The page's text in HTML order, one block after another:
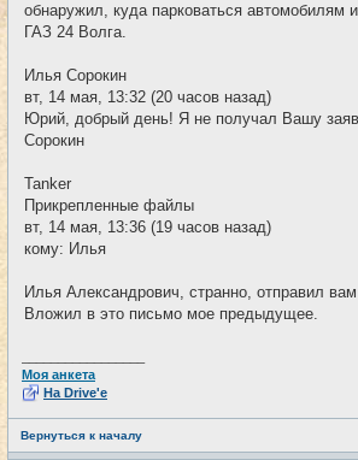
обнаружил, куда парковаться автомобилям
ГАЗ 24 Волга.
Илья Сорокин
вт, 14 мая, 13:32 (20 часов назад)
Юрий, добрый день! Я не получал Вашу
Сорокин
Tanker
Прикрепленные файлы
вт, 14 мая, 13:36 (19 часов назад)
кому: Илья
Илья Александрович, странно, отправил
Вложил в это письмо мое предыдущее.
Моя анкета
На Drive'e
Вернуться к началу